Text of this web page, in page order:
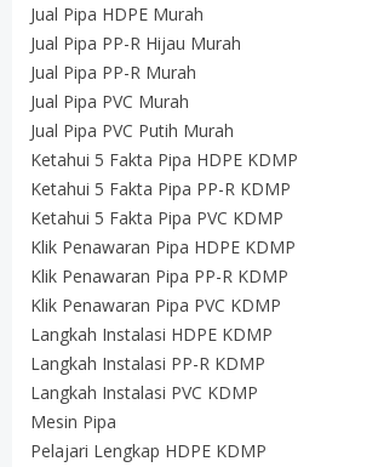
Jual Pipa HDPE Murah
Jual Pipa PP-R Hijau Murah
Jual Pipa PP-R Murah
Jual Pipa PVC Murah
Jual Pipa PVC Putih Murah
Ketahui 5 Fakta Pipa HDPE KDMP
Ketahui 5 Fakta Pipa PP-R KDMP
Ketahui 5 Fakta Pipa PVC KDMP
Klik Penawaran Pipa HDPE KDMP
Klik Penawaran Pipa PP-R KDMP
Klik Penawaran Pipa PVC KDMP
Langkah Instalasi HDPE KDMP
Langkah Instalasi PP-R KDMP
Langkah Instalasi PVC KDMP
Mesin Pipa
Pelajari Lengkap HDPE KDMP